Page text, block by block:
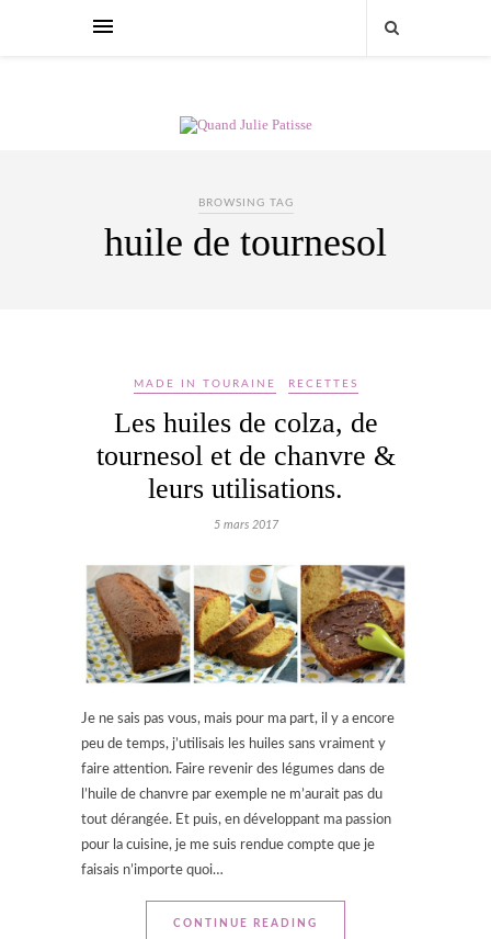
BROWSING TAG
huile de tournesol
MADE IN TOURAINE RECETTES
Les huiles de colza, de
tournesol et de chanvre &
leurs utilisations.
5 mars 2017
Je ne sais pas vous, mais pour ma part, il y a encore
peu de temps, j’utilisais les huiles sans vraiment y
faire attention. Faire revenir des légumes dans de
l’huile de chanvre par exemple ne m’aurait pas du
tout dérangée. Et puis, en développant ma passion
pour la cuisine, je me suis rendue compte que je
faisais n’importe quoi…
CONTINUE READING